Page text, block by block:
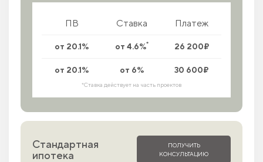
ПВ Ставка Платеж
от 20.1% от 4.6%* 26 200₽
от 20.1% от 6% 30 600₽
*Ставка действует на часть проектов
Стандартная
ипотека
ПОЛУЧИТЬ
КОНСУЛЬТАЦИЮ